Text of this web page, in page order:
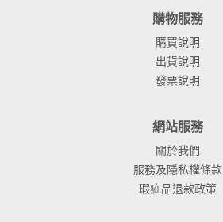
購物服務
購買說明
出貨說明
發票說明
網站服務
關於我們
服務及隱私權條款
瑕疵品退款政策